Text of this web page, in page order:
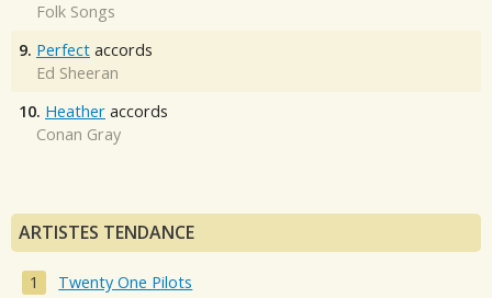
Folk Songs
9. Perfect accords
Ed Sheeran
10. Heather accords
Conan Gray
ARTISTES TENDANCE
Twenty One Pilots